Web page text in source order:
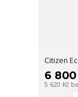
Citizen
6 800
5 620 Kč